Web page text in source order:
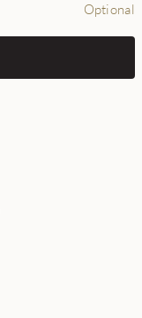
Optional